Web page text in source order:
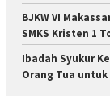
BJKW VI
SMKS Kristen 1
Ibadah Syukur
Orang Tua untuk